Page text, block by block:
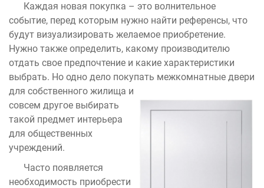
Каждая новая покупка – это волнительное
событие, перед которым нужно найти референсы, что
будут визуализировать желаемое приобретение.
Нужно также определить, какому производителю
отдать свое предпочтение и какие характеристики
выбрать. Но одно дело покупать межкомнатные двери
для собственного жилища и
совсем другое выбирать
такой предмет интерьера
для общественных
учреждений.
Часто появляется
необходимость приобрести